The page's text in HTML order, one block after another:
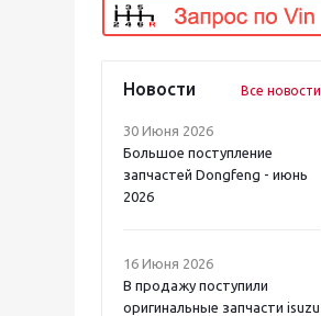
Новости Все новости
30 Июня 2026
Большое поступление
запчастей Dongfeng - июнь
2026
16 Июня 2026
В продажу поступили
оригинальные запчасти isuzu